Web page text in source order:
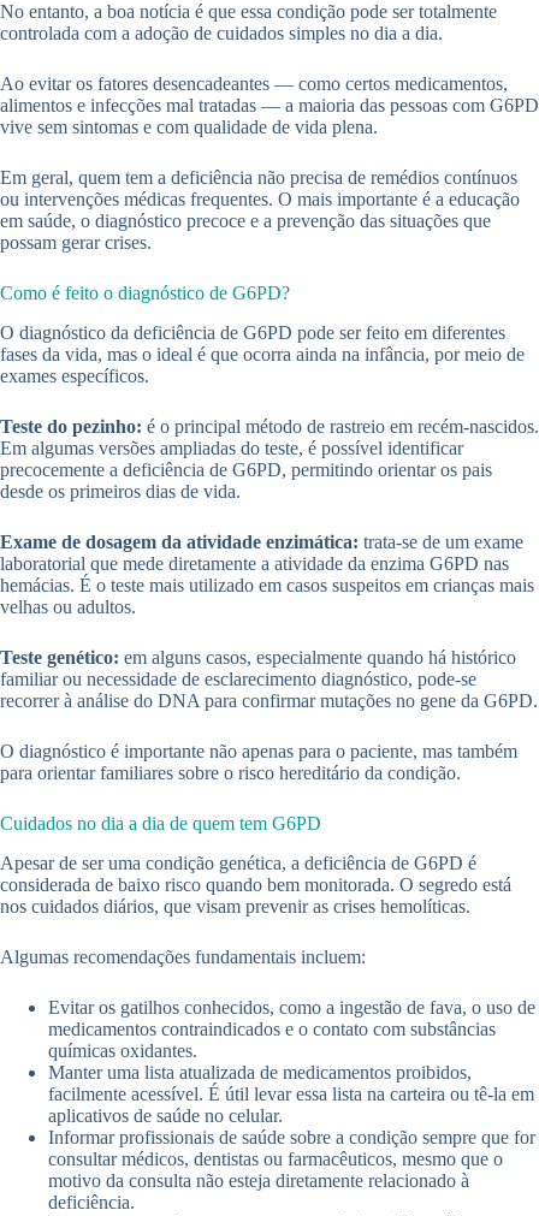
No entanto, a boa notícia é que essa condição pode ser totalmente
controlada com a adoção de cuidados simples no dia a dia.
Ao evitar os fatores desencadeantes — como certos medicamentos,
alimentos e infecções mal tratadas — a maioria das pessoas com G6PD
vive sem sintomas e com qualidade de vida plena.
Em geral, quem tem a deficiência não precisa de remédios contínuos
ou intervenções médicas frequentes. O mais importante é a educação
em saúde, o diagnóstico precoce e a prevenção das situações que
possam gerar crises.
Como é feito o diagnóstico de G6PD?
O diagnóstico da deficiência de G6PD pode ser feito em diferentes
fases da vida, mas o ideal é que ocorra ainda na infância, por meio de
exames específicos.
Teste do pezinho: é o principal método de rastreio em recém-nascidos.
Em algumas versões ampliadas do teste, é possível identificar
precocemente a deficiência de G6PD, permitindo orientar os pais
desde os primeiros dias de vida.
Exame de dosagem da atividade enzimática: trata-se de um exame
laboratorial que mede diretamente a atividade da enzima G6PD nas
hemácias. É o teste mais utilizado em casos suspeitos em crianças mais
velhas ou adultos.
Teste genético: em alguns casos, especialmente quando há histórico
familiar ou necessidade de esclarecimento diagnóstico, pode-se
recorrer à análise do DNA para confirmar mutações no gene da G6PD.
O diagnóstico é importante não apenas para o paciente, mas também
para orientar familiares sobre o risco hereditário da condição.
Cuidados no dia a dia de quem tem G6PD
Apesar de ser uma condição genética, a deficiência de G6PD é
considerada de baixo risco quando bem monitorada. O segredo está
nos cuidados diários, que visam prevenir as crises hemolíticas.
Algumas recomendações fundamentais incluem:
Evitar os gatilhos conhecidos, como a ingestão de fava, o uso de
medicamentos contraindicados e o contato com substâncias
químicas oxidantes.
Manter uma lista atualizada de medicamentos proibidos,
facilmente acessível. É útil levar essa lista na carteira ou tê-la em
aplicativos de saúde no celular.
Informar profissionais de saúde sobre a condição sempre que for
consultar médicos, dentistas ou farmacêuticos, mesmo que o
motivo da consulta não esteja diretamente relacionado à
deficiência.